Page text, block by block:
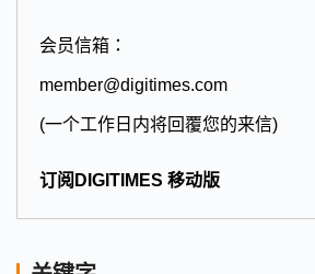
会员信箱：
member@digitimes.com
(一个工作日内将回覆您的来信)
订阅DIGITIMES 移动版